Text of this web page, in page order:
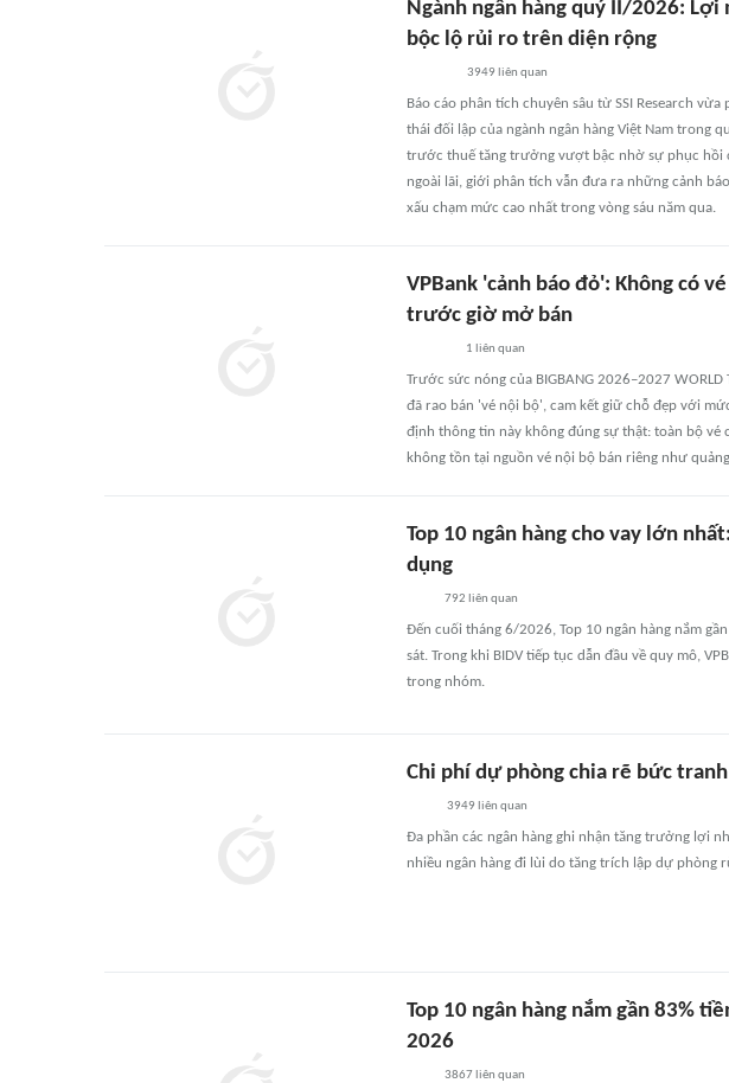
Ngành ngân hàng quý II/2026:
bộc lộ rủi ro trên diện rộng
3949 liên quan
Báo cáo phân tích chuyên sâu từ SSI Research
thái đối lập của ngành ngân hàng Việt Nam trong
trước thuế tăng trưởng vượt bậc nhờ sự phục hồi
ngoài lãi, giới phân tích vẫn đưa ra những cảnh
xấu chạm mức cao nhất trong vòng sáu năm qua.
VPBank 'cảnh báo đỏ': Không có
trước giờ mở bán
1 liên quan
Trước sức nóng của BIGBANG 2026–2027 WORLD
đã rao bán 'vé nội bộ', cam kết giữ chỗ đẹp với
định thông tin này không đúng sự thật: toàn bộ vé
không tồn tại nguồn vé nội bộ bán riêng như
Top 10 ngân hàng cho vay lớn
dụng
792 liên quan
Đến cuối tháng 6/2026, Top 10 ngân hàng nắm
sát. Trong khi BIDV tiếp tục dẫn đầu về quy mô,
trong nhóm.
Chi phí dự phòng chia rẽ bức
3949 liên quan
Đa phần các ngân hàng ghi nhận tăng trưởng lợi
nhiều ngân hàng đi lùi do tăng trích lập dự phòng
Top 10 ngân hàng nắm gần 83%
2026
3867liên quan